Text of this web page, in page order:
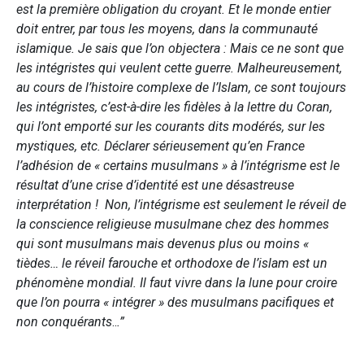
est la première obligation du croyant. Et le monde entier
doit entrer, par tous les moyens, dans la communauté
islamique. Je sais que l’on objectera : Mais ce ne sont que
les intégristes qui veulent cette guerre. Malheureusement,
au cours de l’histoire complexe de l’Islam, ce sont toujours
les intégristes, c’est-à-dire les fidèles à la lettre du Coran,
qui l’ont emporté sur les courants dits modérés, sur les
mystiques, etc. Déclarer sérieusement qu’en France
l’adhésion de « certains musulmans » à l’intégrisme est le
résultat d’une crise d’identité est une désastreuse
interprétation ! Non, l’intégrisme est seulement le réveil de
la conscience religieuse musulmane chez des hommes
qui sont musulmans mais devenus plus ou moins «
tièdes… le réveil farouche et orthodoxe de l’islam est un
phénomène mondial. Il faut vivre dans la lune pour croire
que l’on pourra « intégrer » des musulmans pacifiques et
non conquérants...”